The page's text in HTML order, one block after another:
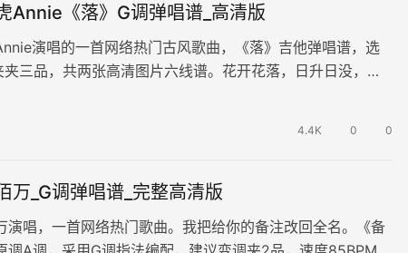
Annie《落》G调弹唱谱_高清版
演唱的一首网络热门古风歌曲，《落》吉他弹唱谱，选
三品，共两张高清图片六线谱。花开花落，日升日没，这
4.4K 0 0
万_G调弹唱谱_完整高清版
演唱，一首网络热门歌曲。我把给你的备注改回全名。《备